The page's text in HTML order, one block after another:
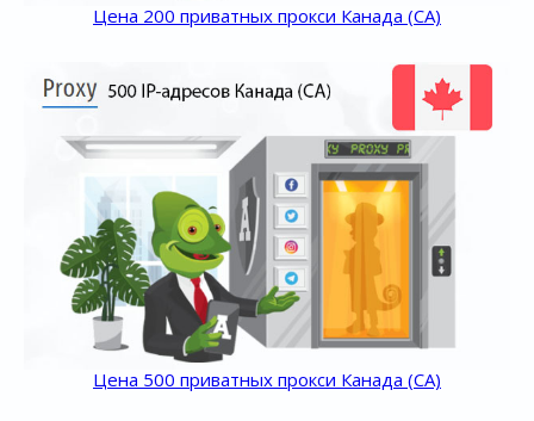
Цена 200 приватных прокси Канада (CA)
Цена 500 приватных прокси Канада (CA)